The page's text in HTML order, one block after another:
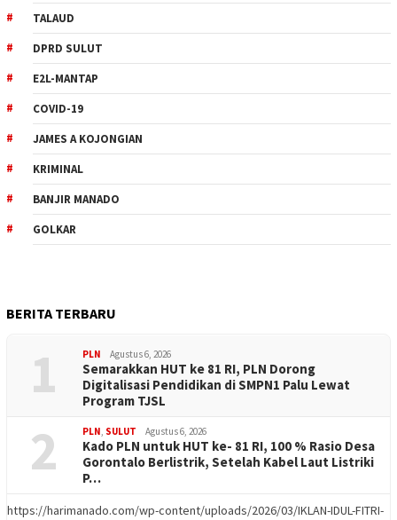
TALAUD
DPRD SULUT
E2L-MANTAP
COVID-19
JAMES A KOJONGIAN
KRIMINAL
BANJIR MANADO
GOLKAR
BERITA TERBARU
1 PLN Agustus 6, 2026
Semarakkan HUT ke 81 RI, PLN Dorong
Digitalisasi Pendidikan di SMPN1 Palu Lewat
Program TJSL
2 PLN, SULUT Agustus 6, 2026
Kado PLN untuk HUT ke- 81 RI, 100 % Rasio Desa
Gorontalo Berlistrik, Setelah Kabel Laut Listriki
P…
https://harimanado.com/wp-content/uploads/2026/03/IKLAN-IDUL-FITRI-